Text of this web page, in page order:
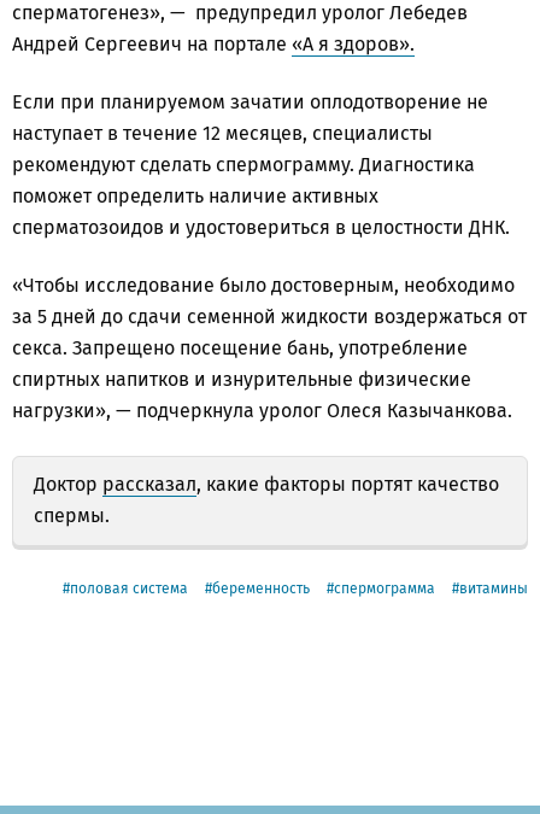
сперматогенез», — предупредил уролог Лебедев
Андрей Сергеевич на портале «А я здоров».
Если при планируемом зачатии оплодотворение не
наступает в течение 12 месяцев, специалисты
рекомендуют сделать спермограмму. Диагностика
поможет определить наличие активных
сперматозоидов и удостовериться в целостности ДНК.
«Чтобы исследование было достоверным, необходимо
за 5 дней до сдачи семенной жидкости воздержаться от
секса. Запрещено посещение бань, употребление
спиртных напитков и изнурительные физические
нагрузки», — подчеркнула уролог Олеся Казычанкова.
Доктор рассказал, какие факторы портят качество
спермы.
половая система беременность спермограмма витамины